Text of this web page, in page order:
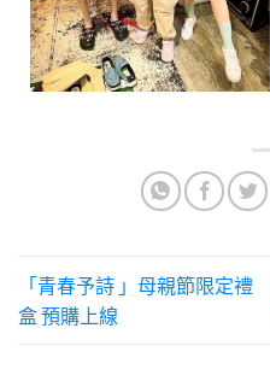
「青春予詩 」母親節限定禮
盒 預購上線